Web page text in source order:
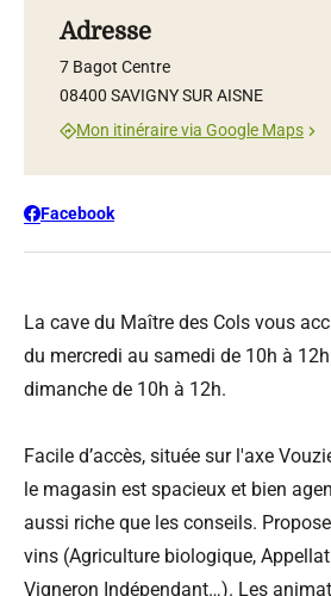
La cave du Maître des Cols vous
du mercredi au samedi de 10h à
dimanche de 10h à 12h.
Facile d’accès, située sur l'axe
le magasin est spacieux et bien
aussi riche que les conseils.
vins (Agriculture biologique,
Vigneron Indépendant…). Les
Adresse
7 Bagot Centre
08400 SAVIGNY SUR AISNE
Mon itinéraire via Google Maps
Facebook